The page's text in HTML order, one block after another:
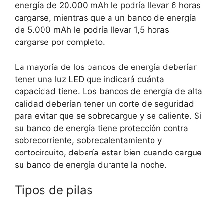
energía de 20.000 mAh le podría llevar 6 horas
cargarse, mientras que a un banco de energía
de 5.000 mAh le podría llevar 1,5 horas
cargarse por completo.
La mayoría de los bancos de energía deberían
tener una luz LED que indicará cuánta
capacidad tiene. Los bancos de energía de alta
calidad deberían tener un corte de seguridad
para evitar que se sobrecargue y se caliente. Si
su banco de energía tiene protección contra
sobrecorriente, sobrecalentamiento y
cortocircuito, debería estar bien cuando cargue
su banco de energía durante la noche.
Tipos de pilas